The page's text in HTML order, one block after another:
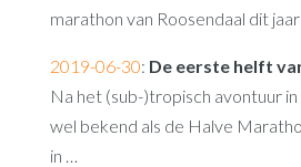
marathon van Roosendaal dit
2019-06-30: De eerste helft
Na het (sub-)tropisch avontuur
wel bekend als de Halve
in …